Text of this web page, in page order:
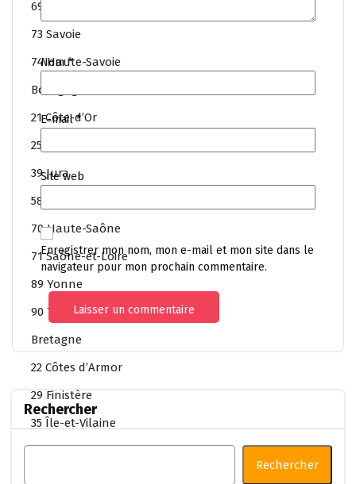
69 Rhône
73 Savoie
74 Haute-Savoie
Bourgogne-Franche-Comté
21 Côte-d’Or
25 Doubs
39 Jura
58 Nièvre
70 Haute-Saône
71 Saône-et-Loire
89 Yonne
90 Territoire-de-Belfort
Bretagne
22 Côtes d’Armor
29 Finistère
35 Île-et-Vilaine
56 Morbihan
Nom*
E-mail*
Site web
Enregistrer mon nom, mon e-mail et mon site dans le
navigateur pour mon prochain commentaire.
Rechercher
Rechercher